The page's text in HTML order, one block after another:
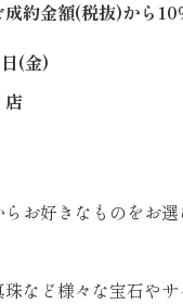
成約金額(税抜)から
(金)
店
お好きなものをお
など様々な宝石やサ